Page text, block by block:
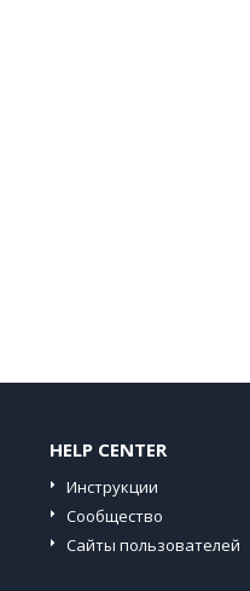
HELP CENTER
Инструкции
Сообщество
Сайты пользователей